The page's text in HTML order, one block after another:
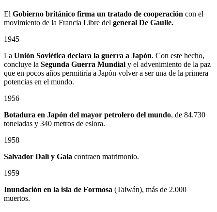
El Gobierno británico firma un tratado de cooperación con el
movimiento de la Francia Libre del general De Gaulle.
1945
La Unión Soviética declara la guerra a Japón. Con este hecho,
concluye la Segunda Guerra Mundial y el advenimiento de la paz
que en pocos años permitiría a Japón volver a ser una de la primera
potencias en el mundo.
1956
Botadura en Japón del mayor petrolero del mundo, de 84.730
toneladas y 340 metros de eslora.
1958
Salvador Dalí y Gala contraen matrimonio.
1959
Inundación en la isla de Formosa (Taiwán), más de 2.000
muertos.